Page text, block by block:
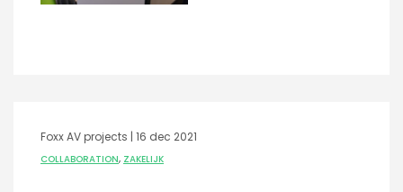
Foxx AV projects | 16 dec 2021
COLLABORATION, ZAKELIJK